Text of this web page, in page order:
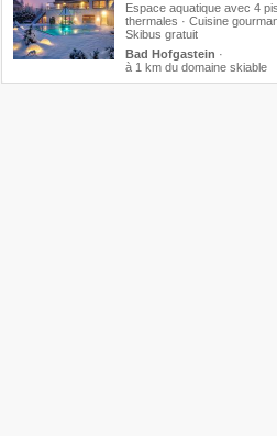
Espace aquatique avec 4
thermales · Cuisine
Skibus gratuit
Bad Hofgastein ·
à 1 km du domaine skiable